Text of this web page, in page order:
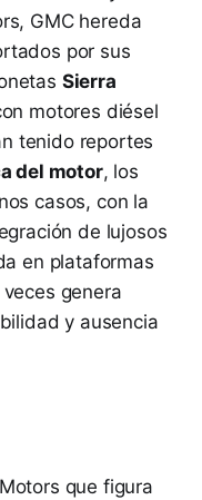
GMC hereda
por sus
Sierra
motores diésel
tenido reportes
del motor, los
casos, con la
de lujosos
en plataformas
genera
y ausencia
que figura